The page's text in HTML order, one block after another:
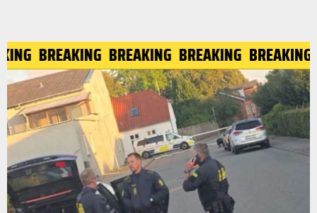
BREAKING BREAKING BREAKING BREAKING